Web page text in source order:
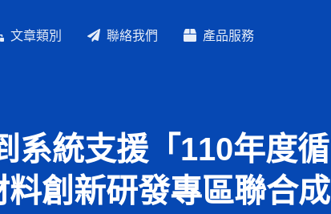
文章類別 聯絡我們 產品服務
系統支援「110年度循
創新研發專區聯合成